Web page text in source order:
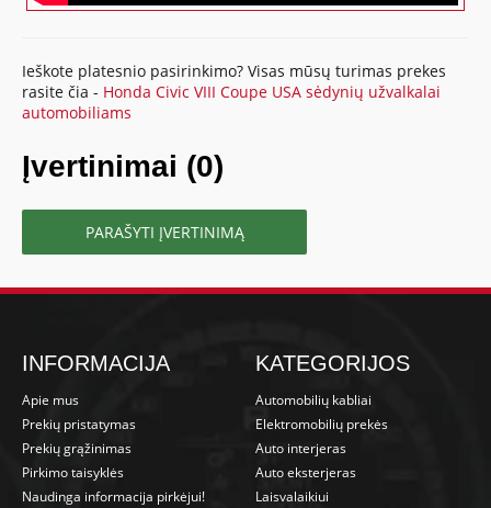
Ieškote platesnio pasirinkimo? Visas mūsų turimas prekes
rasite čia - Honda Civic VIII Coupe USA sėdynių užvalkalai
automobiliams
Įvertinimai (0)
PARAŠYTI ĮVERTINIMĄ
INFORMACIJA
Apie mus
Prekių pristatymas
Prekių grąžinimas
Pirkimo taisyklės
Naudinga informacija pirkėjui!
KATEGORIJOS
Automobilių kabliai
Elektromobilių prekės
Auto interjeras
Auto eksterjeras
Laisvalaikiui